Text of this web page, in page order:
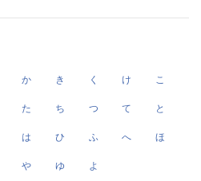
か き く け こ
た ち つ て と
は ひ ふ へ ほ
や ゆ よ